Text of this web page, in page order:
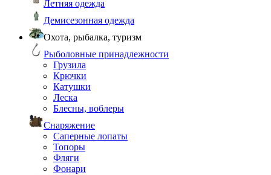
Летняя одежда
Демисезонная одежда
Охота, рыбалка, туризм
Рыболовные принадлежности
Грузила
Крючки
Катушки
Леска
Блесны, воблеры
Снаряжение
Саперные лопаты
Топоры
Фляги
Фонари